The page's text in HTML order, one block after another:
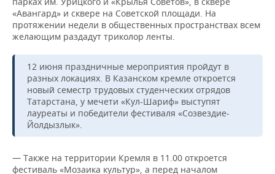
«Авангард» и сквере на Советской площади. На
протяжении недели в общественных пространствах всем
желающим раздадут триколор ленты.
12 июня праздничные мероприятия пройдут в
разных локациях. В Казанском кремле откроется
новый семестр трудовых студенческих отрядов
Татарстана, у мечети «Кул-Шариф» выступят
лауреаты и победители фестиваля «Созвездие-
Йолдызлык».
— Также на территории Кремля в 11.00 откроется
фестиваль «Мозаика культур», а перед началом